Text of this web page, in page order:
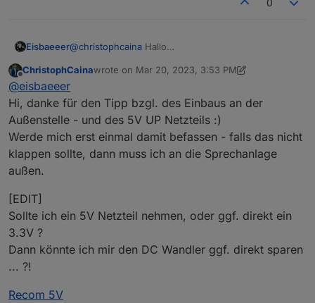
Eisbaeeer@christophcaina Hallo
tatsächlich ein Problem wenn man keine weiteren
Adern vom Trafo zur Türsprechstelle hat. Ich hatte
das Glück, dass noch freie Adern da waren, auf die
ich die Versorgungsspannung legen konnte. Dir
bleibt also nur, oben ein Unterputz 5V Netzteil
einzubauen. Oder du gehst den Weg und baust den
ESP draußen in die Türsprechstelle ein.
Offline
ChristophCainawrote on Mar 20, 2023, 3:53 PM
last edited by ChristophCainaMar 20, 2023, 4:57
@eisbaeeer
Hi, danke für den Tipp bzgl. des Einbaus an der
Außenstelle - und des 5V UP Netzteils :)
Werde mich erst einmal damit befassen - falls das nicht
klappen sollte, dann muss ich an die Sprechanlage
außen.
[EDIT]
Sollte ich ein 5V Netzteil nehmen, oder ggf. direkt ein
3.3V ?
Dann könnte ich mir den DC Wandler ggf. direkt sparen
... ?!
Recom 5V